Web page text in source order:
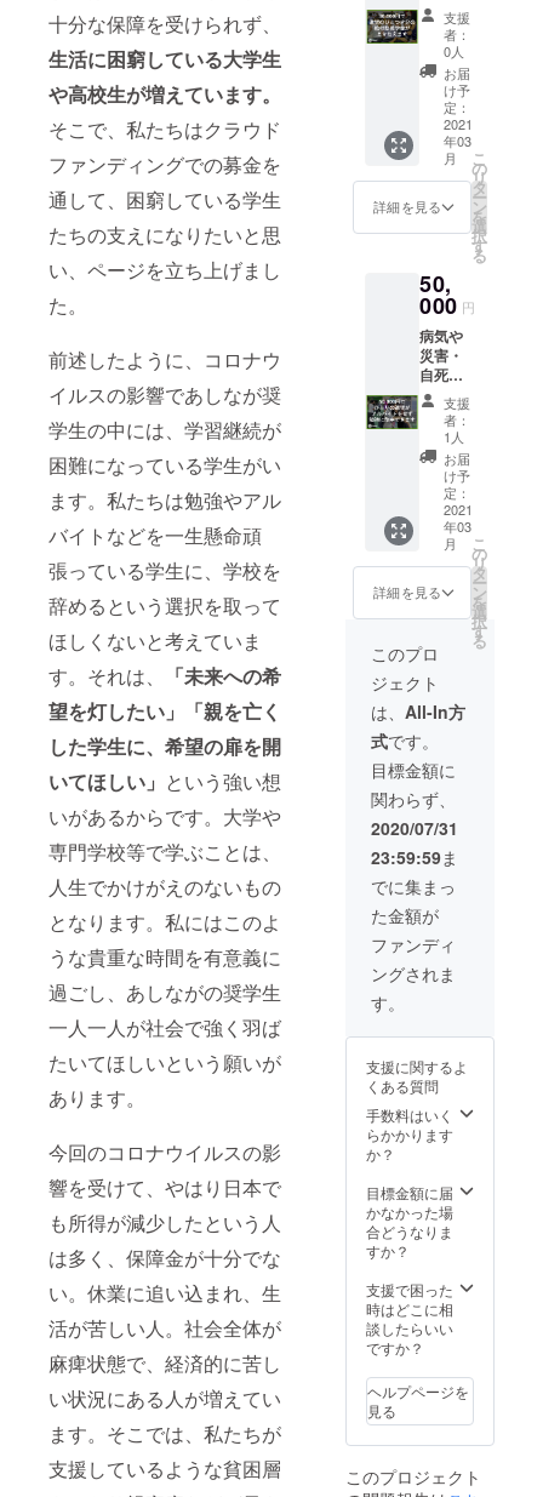
十分な保障を受けられず、
生活に困窮している大学生
や高校生が増えています。
そこで、私たちはクラウド
ファンディングでの募金を
通して、困窮している学生
たちの支えになりたいと思
い、ページを立ち上げまし
た。
前述したように、コロナウ
イルスの影響であしなが奨
学生の中には、学習継続が
困難になっている学生がい
ます。私たちは勉強やアル
バイトなどを一生懸命頑
張っている学生に、学校を
辞めるという選択を取って
ほしくないと考えていま
す。それは、
「未来への希
望を灯したい」
「親を亡く
した学生に、希望の扉を開
いてほしい」 という強い想
いがあるからです。大学や
専門学校等で学ぶことは、
人生でかけがえのないもの
となります。私にはこのよ
うな貴重な時間を有意義に
過ごし、あしながの奨学生
一人一人が社会で強く羽ば
たいてほしいという願いが
あります。
今回のコロナウイルスの影
響を受けて、やはり日本で
も所得が減少したという人
は多く、保障金が十分でな
い。休業に追い込まれ、生
活が苦しい人。社会全体が
麻痺状態で、経済的に苦し
い状況にある人が増えてい
ます。そこでは、私たちが
支援しているような貧困層
す。
（2020
年度末
を予
定） ●
活動報
告書
（PDF
形式）
をメー
ルにて
す。
（2020
年度末
を予
定）
親を亡
くした
り、親
に障が
いがあ
る家庭
の子ど
も達の
奨学金
として
大切に
使用さ
せてい
ます。
●領収書
を発送
させて
いただ
きま
す。
（2020
年度末
を予
定） ●
活動報
告書
（PDF
形式）
をメー
ルにて
だきま
す。
（2020
年度末
を予
定）
支援
者：
0人
お届
け予
定：
2021
年03
月
詳細を見る
こ
の
リ
タ
ー
ン
を
選
択
す
る
50,
000 円
病気や
災害・
自死で
親を亡
くした
り、親
に障が
いがあ
る家庭
の子ど
も達の
奨学金
として
大切に
使用さ
せてい
ただき
ます。
●領収書
を発送
させて
いただ
きま
す。
（2020
年度末
を予
定） ●
活動報
告書
（PDF
形式）
をメー
ルにて
だきま
（2020
年度末
を予
定）
支援
者：
1人
お届
け予
定：
2021
年03
月
詳細を見る
こ
の
リ
タ
ー
ン
を
選
択
す
る
このプロ
ジェクト
は、 All-In方
式です。
目標金額に
関わらず、
2020/07/31
23:59:59ま
でに集まっ
た金額が
ファンディ
ングされま
す。
支援に関するよ
くある質問
手数料はいく
らかかります
か？
目標金額に届
かなかった場
合どうなりま
すか？
支援で困った
時はどこに相
談したらいい
ですか？
ヘルプページを
見る
このプロジェクト